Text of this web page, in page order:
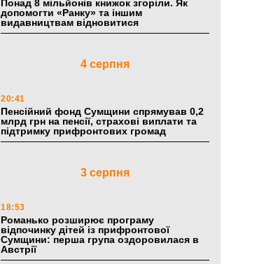
Понад 8 мільйонів книжок згоріли. Як
допомогти «Ранку» та іншим
видавництвам відновитися
4 серпня
20:41
Пенсійний фонд Сумщини спрямував 0,2
млрд грн на пенсії, страхові виплати та
підтримку прифронтових громад
3 серпня
18:53
Романько розширює програму
відпочинку дітей із прифронтової
Сумщини: перша група оздоровилася в
Австрії